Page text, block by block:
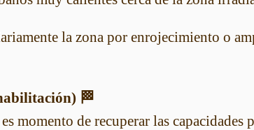
la zona por enrojecimiento o
🏁
momento de recuperar las capacidades